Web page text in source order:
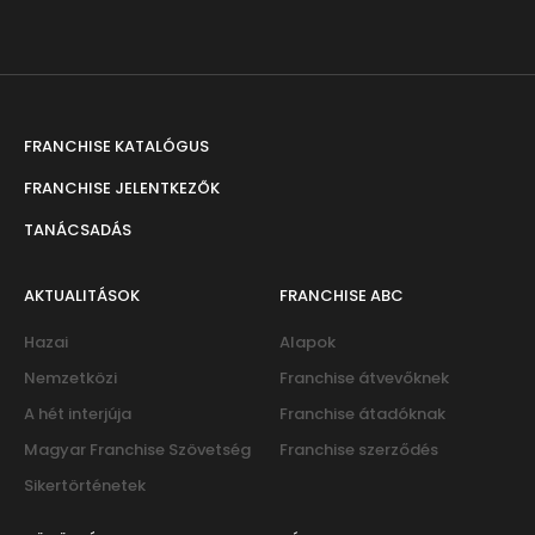
FRANCHISE KATALÓGUS
FRANCHISE JELENTKEZŐK
TANÁCSADÁS
AKTUALITÁSOK
Hazai
Nemzetközi
A hét interjúja
Magyar Franchise Szövetség
Sikertörténetek
FRANCHISE ABC
Alapok
Franchise átvevőknek
Franchise átadóknak
Franchise szerződés